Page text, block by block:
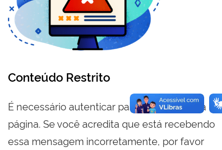
Conteúdo Restrito
É necessário autenticar para visualizar essa
página. Se você acredita que está recebendo
essa mensagem incorretamente, por favor